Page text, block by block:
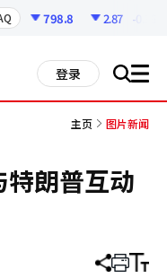
798.8 2.87 -0.36%
登录 搜 all
主页 图片新闻
朗普互动
分 打 调